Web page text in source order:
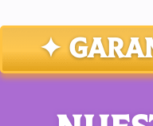
✦